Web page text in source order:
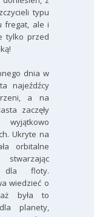
typu
fregat, ale i
tylko przed
dnia w
najeźdźcy
a na
zaczęły
Ukryte na
orbitalne
dla floty.
wiedzieć o
była to
planety,